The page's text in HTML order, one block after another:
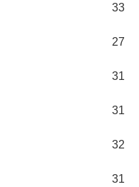
33
27
31
31
32
31